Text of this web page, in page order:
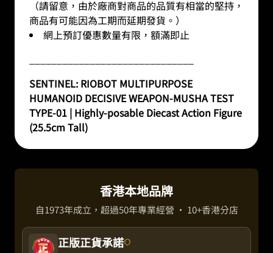
（請留意，由於廠商對商品的品質有相當的堅持，
商品有可能因為工期而延期發貨。）
網上預訂優惠數量有限，額滿即止
SENTINEL: RIOBOT MULTIPURPOSE
HUMANOID DECISIVE WEAPON-MUSHA TEST
TYPE-01 | Highly-posable Diecast Action Figure
(25.5cm Tall)
香港本地品牌
自1973年成立，超過50年專業經營 · 10+香港分店
正版正貨承諾